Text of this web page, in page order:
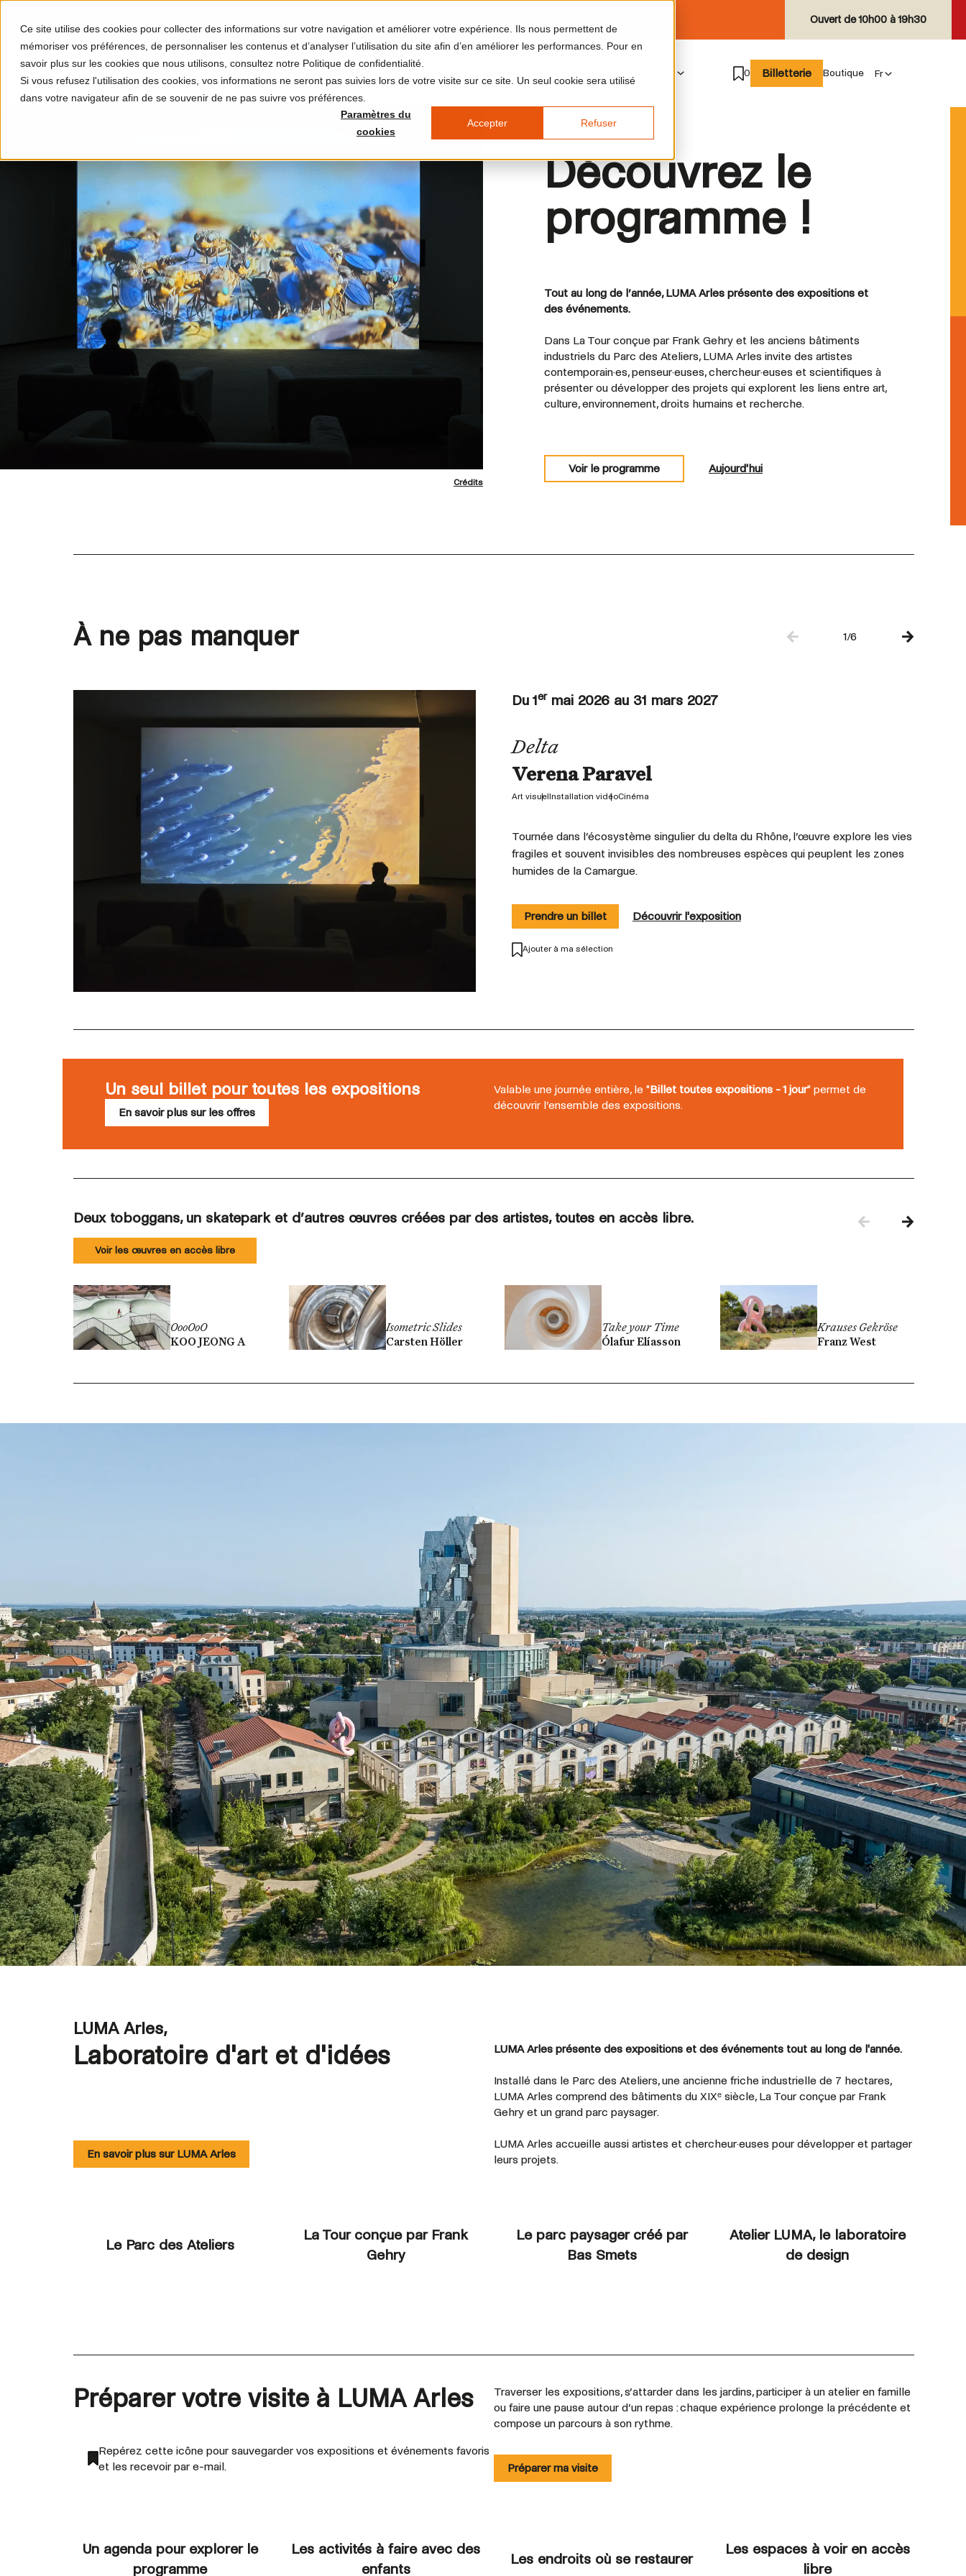
Ce site utilise des cookies pour collecter des informations sur votre navigation et améliorer votre expérience. Ils nous permettent de
mémoriser vos préférences, de personnaliser les contenus et d’analyser l’utilisation du site afin d’en améliorer les performances. Pour en
savoir plus sur les cookies que nous utilisons, consultez notre Politique de confidentialité.
Si vous refusez l'utilisation des cookies, vos informations ne seront pas suivies lors de votre visite sur ce site. Un seul cookie sera utilisé
dans votre navigateur afin de se souvenir de ne pas suivre vos préférences.
Paramètres du
cookies
Accepter Refuser
Ouvert de10h00 à 19h30
0 Billetterie Boutique
Crédits
Découvrez le
programme !
Tout au long de l’année, LUMA Arles présente des expositions et
des événements.
Dans La Tour conçue par Frank Gehry et les anciens bâtiments
industriels du Parc des Ateliers, LUMA Arles invite des artistes
contemporain·es, penseur·euses, chercheur·euses et scientifiques à
présenter ou développer des projets qui explorent les liens entre art,
culture, environnement, droits humains et recherche.
Voir le programme Aujourd'hui
À ne pas manquer 1/6
Du 1ermai 2026 au 31 mars 2027
Delta
Verena Paravel
Art visuel Installation vidéoCinéma
Tournée dans l’écosystème singulier du delta du Rhône, l’œuvre explore les vies
fragiles et souvent invisibles des nombreuses espèces qui peuplent les zones
humides de la Camargue.
Prendre un billet Découvrir l'exposition
Ajouter à ma sélection
Un seul billet pour toutes les expositions
En savoir plus sur les offres
Valable une journée entière, le "Billet toutes expositions - 1 jour" permet de
découvrir l’ensemble des expositions.
Deux toboggans, un skatepark et d’autres œuvres créées par des artistes, toutes en accès libre.
Voir les œuvres en accès libre
OooOoO
KOO JEONG A
Isometric Slides
Carsten Höller
Take your Time
Ólafur Elíasson
Krauses Gekröse
Franz West
LUMA Arles,
Laboratoire d'art et d'idées
En savoir plus sur LUMA Arles
LUMA Arles présente des expositions et des événements tout au long de l'année.
Installé dans le Parc des Ateliers, une ancienne friche industrielle de 7 hectares,
LUMA Arles comprend des bâtiments du XIXᵉ siècle, La Tour conçue par Frank
Gehry et un grand parc paysager.
LUMA Arles accueille aussi artistes et chercheur·euses pour développer et partager
leurs projets.
Le Parc des Ateliers
La Tour conçue par Frank
Gehry
Le parc paysager créé par
Bas Smets
Atelier LUMA, le laboratoire
de design
Préparer votre visite à LUMA Arles
Repérez cette icône pour sauvegarder vos expositions et événements favoris
et les recevoir par e-mail.
Traverser les expositions, s’attarder dans les jardins, participer à un atelier en famille
ou faire une pause autour d’un repas : chaque expérience prolonge la précédente et
compose un parcours à son rythme.
Préparer ma visite
Un agenda pour explorer le
programme
Les activités à faire avec des
enfants
Les endroits où se restaurer
Les espaces à voir en accès
libre